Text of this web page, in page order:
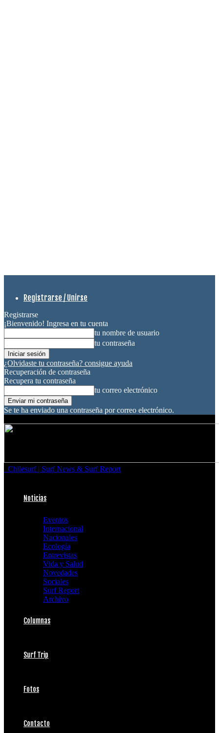
Registrarse / Unirse
Registrarse
¡Bienvenido! Ingresa en tu cuenta
tu nombre de usuario
tu contraseña
¿Olvidaste tu contraseña? consigue ayuda
Recuperación de contraseña
Recupera tu contraseña
tu correo electrónico
Se te ha enviado una contraseña por correo electrónico.
Chilesurf | Surf News & Surf Report
Noticias
Eventos
Internacional
Nacionales
Ecología
Entrevistas
Vida y Salud
Novedades
Sociales
Surf Report
Archivo
Columnas
Surf Trip
Fotos
Contacto